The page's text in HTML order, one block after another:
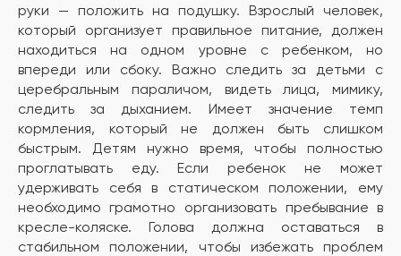
руки — положить на подушку. Взрослый человек,
который организует правильное питание, должен
находиться на одном уровне с ребенком, но
впереди или сбоку. Важно следить за детьми с
церебральным параличом, видеть лица, мимику,
следить за дыханием. Имеет значение темп
кормления, который не должен быть слишком
быстрым. Детям нужно время, чтобы полностью
проглатывать еду. Если ребенок не может
удерживать себя в статическом положении, ему
необходимо грамотно организовать пребывание в
кресле-коляске. Голова должна оставаться в
стабильном положении, чтобы избежать проблем